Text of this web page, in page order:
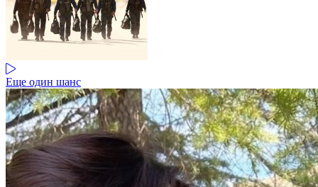
Еще один шанс